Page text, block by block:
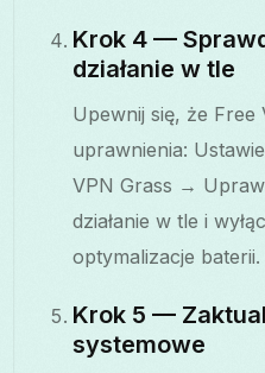
Krok 4 —
działanie w tle
Upewnij się, że Free
uprawnienia:
VPN Grass →
działanie w tle i
optymalizacje baterii.
Krok 5 —
systemowe